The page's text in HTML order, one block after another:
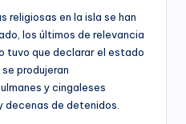
religiosas en la isla se han
los últimos de relevancia
tuvo que declarar el estado
produjeran
y cingaleses
de detenidos.